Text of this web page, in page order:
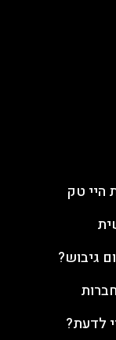
היי טק
גיבוש?
לדעת?